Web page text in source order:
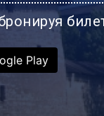
Play